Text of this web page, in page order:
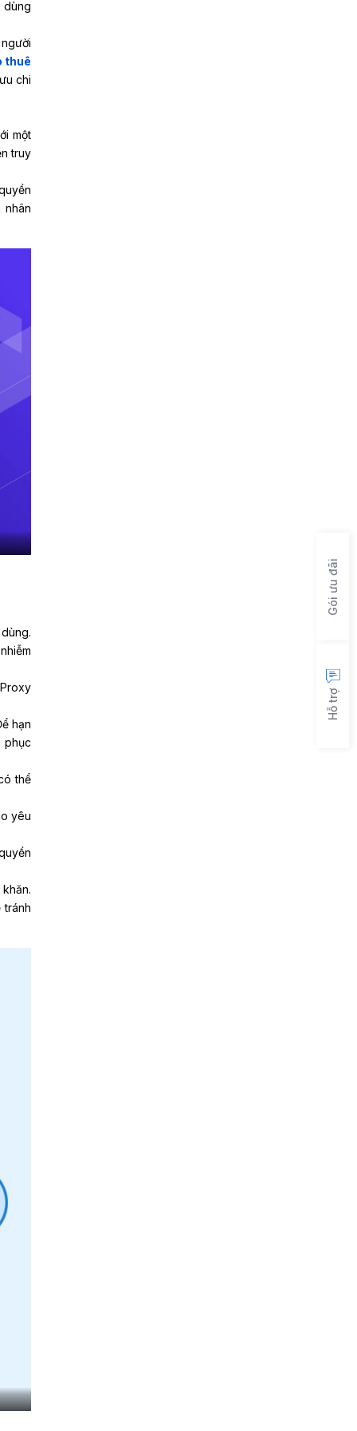
dùng
thuê
chi
một
truy
nhân
hạn
phục
thể
yêu
Hỗ trợ
Gói ưu đãi